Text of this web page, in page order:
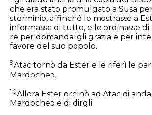
che era stato promulgato a Susa
sterminio, affinché lo mostrasse a
informasse di tutto, e le ordinasse di
re per domandargli grazia e per
favore del suo popolo.
9Atac tornò da Ester e le riferì le
Mardocheo.
10Allora Ester ordinò ad Atac di
Mardocheo e di dirgli: